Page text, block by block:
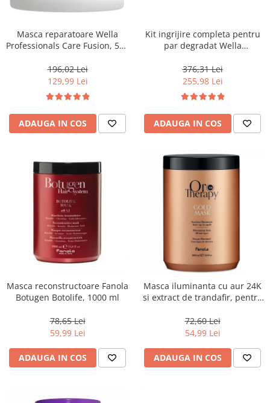
Masca reparatoare Wella
Professionals Care Fusion, 500
196,02 Lei
129,99 Lei
ADAUGA IN COS
Kit ingrijire completa pentru
par degradat Wella
Salon Size
376,31 Lei
255,98 Lei
ADAUGA IN COS
Masca reconstructoare Fanola
Botugen Botolife, 1000 ml
78,65 Lei
59,99 Lei
ADAUGA IN COS
Masca iluminanta cu aur 24K
si extract de trandafir, pentru
Oro Therapy, 1000 ml
72,60 Lei
54,99 Lei
ADAUGA IN COS